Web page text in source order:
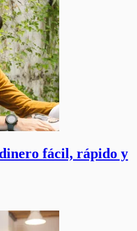
fácil, rápido y